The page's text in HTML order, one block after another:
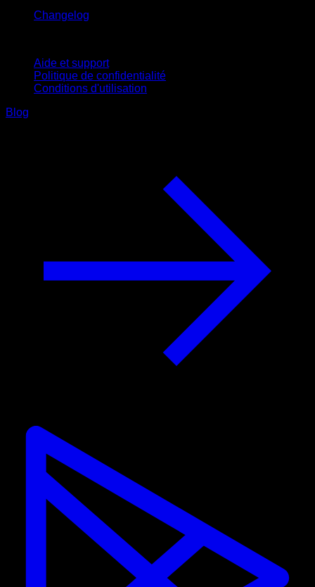
Changelog
Aide et support
Politique de confidentialité
Conditions d'utilisation
Blog